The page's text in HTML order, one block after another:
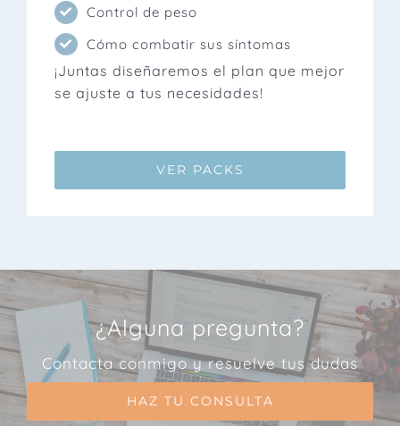
Control de peso
Cómo combatir sus síntomas
¡Juntas diseñaremos el plan que mejor
se ajuste a tus necesidades!
VER PACKS
¿Alguna pregunta?
Contacta conmigo y resuelve tus dudas
HAZ TU CONSULTA